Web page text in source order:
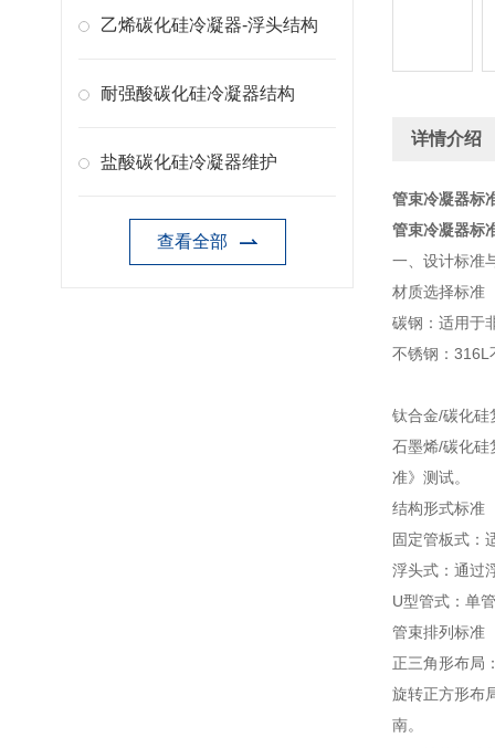
乙烯碳化硅冷凝器-浮头结构
耐强酸碳化硅冷凝器结构
盐酸碳化硅冷凝器维护
查看全部
详情介绍
管束冷凝器标
管束冷凝器标
一、设计标准
材质选择标准
碳钢：适用于
不锈钢：316L
钛合金/碳化
石墨烯/碳化硅
准》测试。
结构形式标准
固定管板式：
浮头式：通过
U型管式：单
管束排列标准
正三角形布局
旋转正方形布
南。